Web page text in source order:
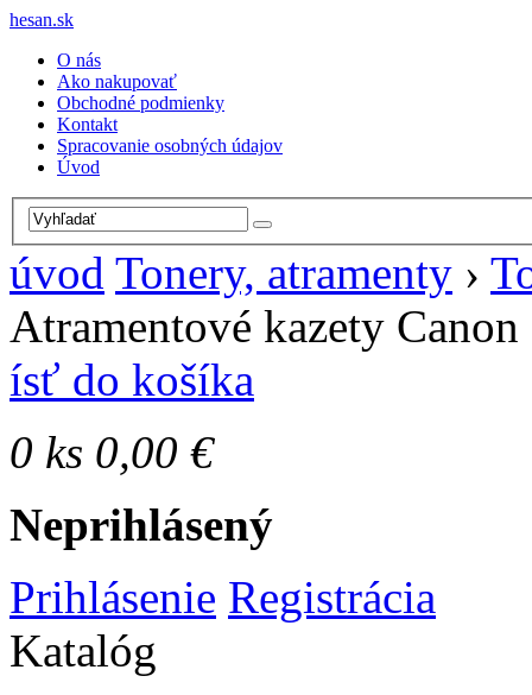
hesan.sk
O nás
Ako nakupovať
Obchodné podmienky
Kontakt
Spracovanie osobných údajov
Úvod
úvod Tonery, atramenty ›
Atramentové kazety Canon
ísť do košíka
0 ks 0,00 €
Neprihlásený
Prihlásenie Registrácia
Katalóg